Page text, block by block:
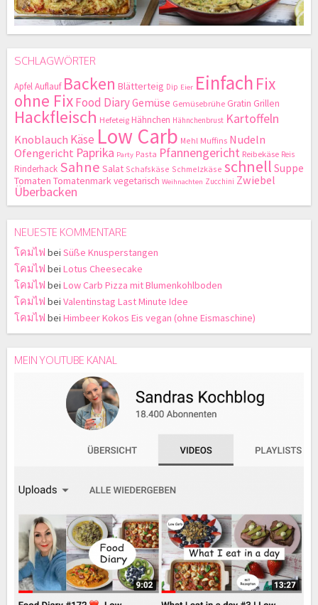
SCHLAGWÖRTER
ApfelAuflauf Backen Blätterteig Dip Eier Einfach Fix
ohne FixFood DiaryGemüse Gemüsebrühe Gratin Grillen
Hackfleisch Hefeteig Hähnchen Hähnchenbrust Kartoffeln
Knoblauch Käse Low Carb Mehl Muffins Nudeln
Ofengericht Paprika Party Pasta Pfannengericht Reibekäse Reis
Rinderhack Sahne Salat Schafskäse Schmelzkäse schnell Suppe
Tomaten Tomatenmarkvegetarisch Weihnachten Zucchini Zwiebel
Überbacken
NEUESTE KOMMENTARE
โคมไฟ bei Süße Knusperstangen
โคมไฟ bei Lotus Cheesecake
โคมไฟ bei Low Carb Pizza mit Blumenkohlboden
โคมไฟ bei Valentinstag Last Minute Idee
โคมไฟ bei Himbeer Kokos Eis vegan (ohne Eismaschine)
MEIN YOUTUBE KANAL